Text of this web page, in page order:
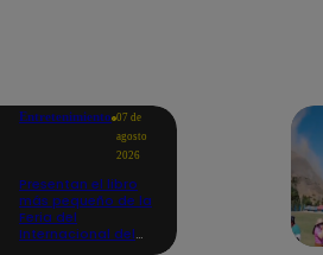
Entretenimiento 07 de
agosto
2026
Presentan el libro
más pequeño de la
Feria del
Internacional del